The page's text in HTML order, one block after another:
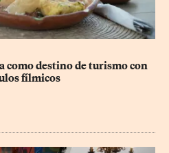
como destino de turismo con
fílmicos